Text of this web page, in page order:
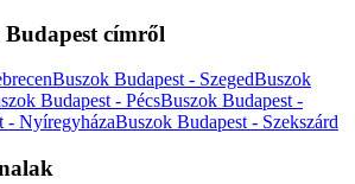
címről
Buszok Budapest - SzegedBuszok
Budapest - PécsBuszok Budapest -
- NyíregyházaBuszok Budapest - Szekszárd